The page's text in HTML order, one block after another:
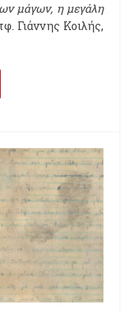
μάγων, η μεγάλη
Γιάννης Κοιλής,